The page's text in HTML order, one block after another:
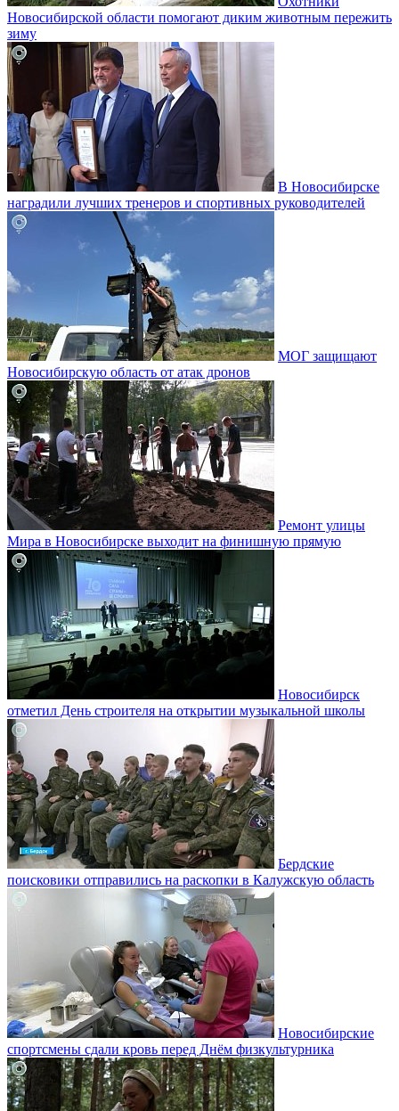
Новосибирской области помогают диким животным пережить
зиму
В Новосибирске
наградили лучших тренеров и спортивных руководителей
МОГ защищают
Новосибирскую область от атак дронов
Ремонт улицы
Мира в Новосибирске выходит на финишную прямую
Новосибирск
отметил День строителя на открытии музыкальной школы
Бердские
поисковики отправились на раскопки в Калужскую область
Новосибирские
спортсмены сдали кровь перед Днём физкультурника